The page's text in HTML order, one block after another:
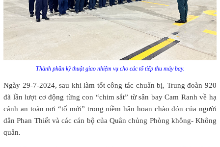
Thành phần kỹ thuật giao nhiệm vụ cho các tổ tiếp thu máy bay.
Ngày 29-7-2024, sau khi làm tốt công tác chuẩn bị, Trung đoàn 920
đã lần lượt cơ động từng con “chim sắt” từ sân bay Cam Ranh về hạ
cánh an toàn nơi “tổ mới” trong niềm hân hoan chào đón của người
dân Phan Thiết và các cán bộ của Quân chủng Phòng không- Không
quân.